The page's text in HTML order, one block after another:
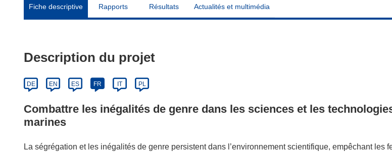
Fiche descriptive Rapports Résultats Actualités et multimédia
Description du projet
DE EN ES FR IT PL
Combattre les inégalités de genre dans les sciences et les
marines
La ségrégation et les inégalités de genre persistent dans l’environnement scientifique, empêchant les